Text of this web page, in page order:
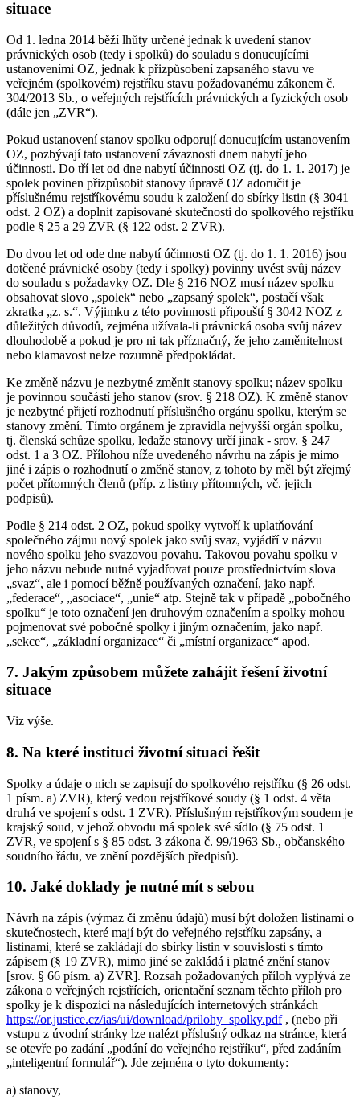
situace
Od 1. ledna 2014 běží lhůty určené jednak k uvedení stanov
právnických osob (tedy i spolků) do souladu s donucujícími
ustanoveními OZ, jednak k přizpůsobení zapsaného stavu ve
veřejném (spolkovém) rejstříku stavu požadovanému zákonem č.
304/2013 Sb., o veřejných rejstřících právnických a fyzických osob
(dále jen „ZVR“).
Pokud ustanovení stanov spolku odporují donucujícím ustanovením
OZ, pozbývají tato ustanovení závaznosti dnem nabytí jeho
účinnosti. Do tří let od dne nabytí účinnosti OZ (tj. do 1. 1. 2017) je
spolek povinen přizpůsobit stanovy úpravě OZ adoručit je
příslušnému rejstříkovému soudu k založení do sbírky listin (§ 3041
odst. 2 OZ) a doplnit zapisované skutečnosti do spolkového rejstříku
podle § 25 a 29 ZVR (§ 122 odst. 2 ZVR).
Do dvou let od ode dne nabytí účinnosti OZ (tj. do 1. 1. 2016) jsou
dotčené právnické osoby (tedy i spolky) povinny uvést svůj název
do souladu s požadavky OZ. Dle § 216 NOZ musí název spolku
obsahovat slovo „spolek“ nebo „zapsaný spolek“, postačí však
zkratka „z. s.“. Výjimku z této povinnosti připouští § 3042 NOZ z
důležitých důvodů, zejména užívala-li právnická osoba svůj název
dlouhodobě a pokud je pro ni tak příznačný, že jeho zaměnitelnost
nebo klamavost nelze rozumně předpokládat.
Ke změně názvu je nezbytné změnit stanovy spolku; název spolku
je povinnou součástí jeho stanov (srov. § 218 OZ). K změně stanov
je nezbytné přijetí rozhodnutí příslušného orgánu spolku, kterým se
stanovy změní. Tímto orgánem je zpravidla nejvyšší orgán spolku,
tj. členská schůze spolku, ledaže stanovy určí jinak - srov. § 247
odst. 1 a 3 OZ. Přílohou níže uvedeného návrhu na zápis je mimo
jiné i zápis o rozhodnutí o změně stanov, z tohoto by měl být zřejmý
počet přítomných členů (příp. z listiny přítomných, vč. jejich
podpisů).
Podle § 214 odst. 2 OZ, pokud spolky vytvoří k uplatňování
společného zájmu nový spolek jako svůj svaz, vyjádří v názvu
nového spolku jeho svazovou povahu. Takovou povahu spolku v
jeho názvu nebude nutné vyjadřovat pouze prostřednictvím slova
„svaz“, ale i pomocí běžně používaných označení, jako např.
„federace“, „asociace“, „unie“ atp. Stejně tak v případě „pobočného
spolku“ je toto označení jen druhovým označením a spolky mohou
pojmenovat své pobočné spolky i jiným označením, jako např.
„sekce“, „základní organizace“ či „místní organizace“ apod.
7. Jakým způsobem můžete zahájit řešení životní
situace
Viz výše.
8. Na které instituci životní situaci řešit
Spolky a údaje o nich se zapisují do spolkového rejstříku (§ 26 odst.
1 písm. a) ZVR), který vedou rejstříkové soudy (§ 1 odst. 4 věta
druhá ve spojení s odst. 1 ZVR). Příslušným rejstříkovým soudem je
krajský soud, v jehož obvodu má spolek své sídlo (§ 75 odst. 1
ZVR, ve spojení s § 85 odst. 3 zákona č. 99/1963 Sb., občanského
soudního řádu, ve znění pozdějších předpisů).
10. Jaké doklady je nutné mít s sebou
Návrh na zápis (výmaz či změnu údajů) musí být doložen listinami o
skutečnostech, které mají být do veřejného rejstříku zapsány, a
listinami, které se zakládají do sbírky listin v souvislosti s tímto
zápisem (§ 19 ZVR), mimo jiné se zakládá i platné znění stanov
[srov. § 66 písm. a) ZVR]. Rozsah požadovaných příloh vyplývá ze
zákona o veřejných rejstřících, orientační seznam těchto příloh pro
spolky je k dispozici na následujících internetových stránkách
https://or.justice.cz/ias/ui/download/prilohy_spolky.pdf, (nebo při
vstupu z úvodní stránky lze nalézt příslušný odkaz na stránce, která
se otevře po zadání „podání do veřejného rejstříku“, před zadáním
„inteligentní formulář“). Jde zejména o tyto dokumenty:
a) stanovy,